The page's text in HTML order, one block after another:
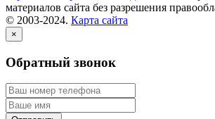
материалов сайта без разрешения
© 2003-2024. Карта сайта
×
Обратный звонок